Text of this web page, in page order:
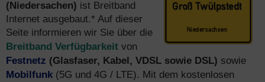
(Niedersachen) ist Breitband
Internet ausgebaut.* Auf dieser
Seite informieren wir Sie über die
Breitband Verfügbarkeit von
Festnetz (Glasfaser, Kabel, VDSL sowie DSL) sowie
Mobilfunk (5G und 4G / LTE). Mit dem kostenlosen